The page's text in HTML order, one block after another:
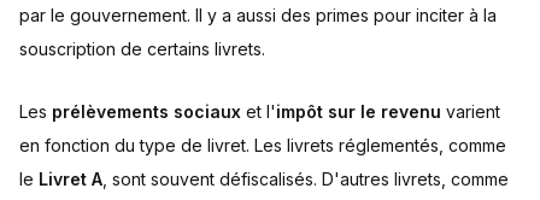
par le gouvernement. Il y a aussi des primes pour inciter à la
souscription de certains livrets.
Les prélèvements sociaux et l'impôt sur le revenu varient
en fonction du type de livret. Les livrets réglementés, comme
le Livret A , sont souvent défiscalisés. D'autres livrets, comme